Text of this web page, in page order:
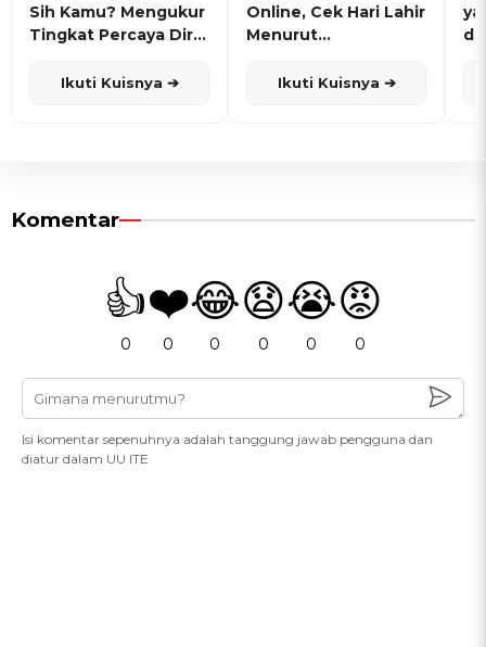
Sih Kamu? Mengukur
Tingkat Percaya Diri
Ikuti Kuisnya ➔
Online, Cek Hari Lahir
Menurut
Ikuti Kuisnya ➔
Komentar
👍
0
❤️
0
😂
0
😧
0
😭
0
😡
0
Isi komentar sepenuhnya adalah tanggung jawab pengguna dan
diatur dalam UU ITE